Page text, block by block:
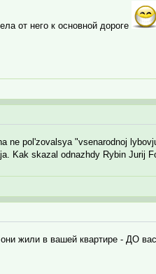
от него к основной дороге
ne pol'zovalsya "vsenarodnoj
Kak skazal odnazhdy Rybin
жили в вашей квартире - ДО